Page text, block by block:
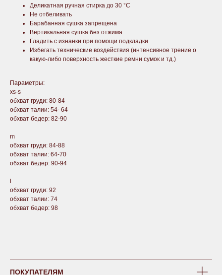
Деликатная ручная стирка до 30 °С
Не отбеливать
Барабанная сушка запрещена
Вертикальная сушка без отжима
Гладить с изнанки при помощи подкладки
Избегать технические воздействия (интенсивное трение о
какую-либо поверхность жесткие ремни сумок и тд.)
Параметры:
xs-s
обхват груди: 80-84
обхват талии: 54- 64
обхват бедер: 82-90
m
обхват груди: 84-88
обхват талии: 64-70
обхват бедер: 90-94
обхват груди: 92
обхват талии: 74
обхват бедер: 98
ПОКУПАТЕЛЯМ